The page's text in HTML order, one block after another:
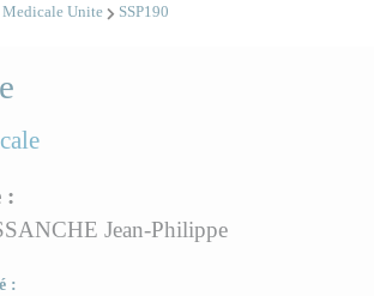
Unite SSP190
:
Jean-Philippe
: